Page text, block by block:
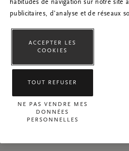
habitudes de navigation sur notre site
publicitaires, d'analyse et de réseaux
ACCEPTER LES
COOKIES
TOUT REFUSER
NE PAS VENDRE MES
DONNÉES
PERSONNELLES